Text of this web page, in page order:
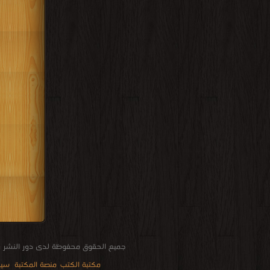
جميع الحقوق محفوظة لدى دور
مكتبة الكتب منصة المكتبة